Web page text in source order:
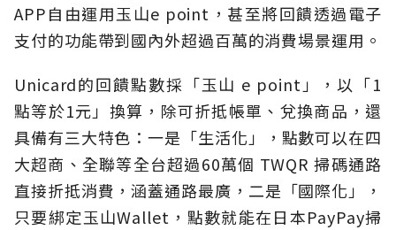
APP自由運用玉山e point，甚至將回饋透過電子
支付的功能帶到國內外超過百萬的消費場景運用。
Unicard的回饋點數採「玉山 e point」，以「1
點等於1元」換算，除可折抵帳單、兌換商品，還
具備有三大特色：一是「生活化」，點數可以在四
大超商、全聯等全台超過60萬個 TWQR 掃碼通路
直接折抵消費，涵蓋通路最廣，二是「國際化」，
只要綁定玉山Wallet，點數就能在日本PayPay掃